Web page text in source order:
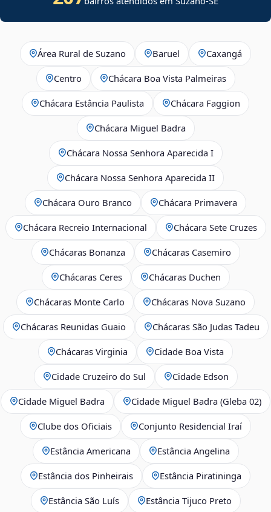
Área Rural de Suzano Baruel Caxangá
Centro Chácara Boa Vista Palmeiras
Chácara Estância Paulista Chácara Faggion
Chácara Miguel Badra
Chácara Nossa Senhora Aparecida I
Chácara Nossa Senhora Aparecida II
Chácara Ouro Branco Chácara Primavera
Chácara Recreio Internacional Chácara Sete Cruzes
Chácaras Bonanza Chácaras Casemiro
Chácaras Ceres Chácaras Duchen
Chácaras Monte Carlo Chácaras Nova Suzano
Chácaras Reunidas Guaio Chácaras São Judas Tadeu
Chácaras Virginia Cidade Boa Vista
Cidade Cruzeiro do Sul Cidade Edson
Cidade Miguel Badra Cidade Miguel Badra (Gleba 02)
Clube dos Oficiais Conjunto Residencial Iraí
Estância Americana Estância Angelina
Estância dos Pinheirais Estância Piratininga
Estância São Luís Estância Tijuco Preto